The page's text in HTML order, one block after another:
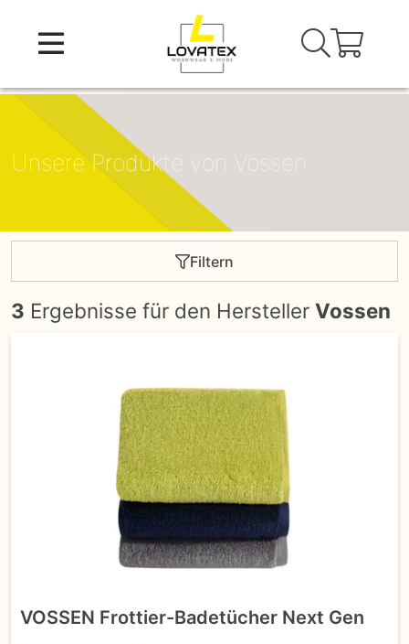
content
Unsere Produkte von Vossen
Filtern
3 Ergebnisse für den Hersteller Vossen
VOSSEN Frottier-Badetücher Next Gen